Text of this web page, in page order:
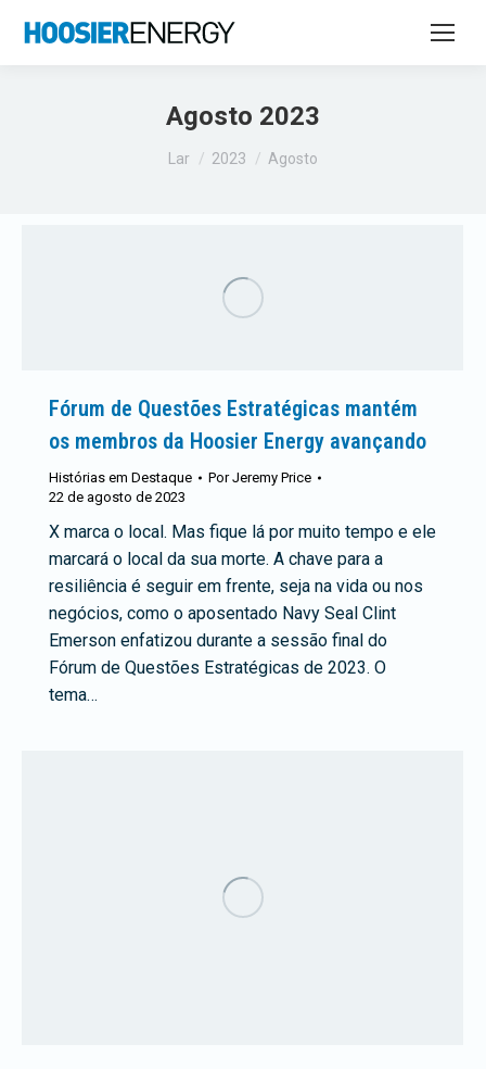
Agosto 2023
Você está aqui:
Lar 2023 Agosto
Fórum de Questões Estratégicas mantém
os membros da Hoosier Energy avançando
Histórias em Destaque PorJeremy Price
22 de agosto de 2023
X marca o local. Mas fique lá por muito tempo e ele
marcará o local da sua morte. A chave para a
resiliência é seguir em frente, seja na vida ou nos
negócios, como o aposentado Navy Seal Clint
Emerson enfatizou durante a sessão final do
Fórum de Questões Estratégicas de 2023. O
tema…